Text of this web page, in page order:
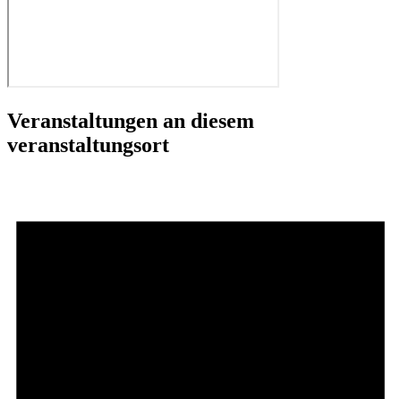
Veranstaltungen an diesem
veranstaltungsort